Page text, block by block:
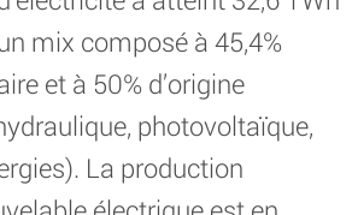
mix composé à 45,4%
et à 50% d’origine
photovoltaïque,
La production